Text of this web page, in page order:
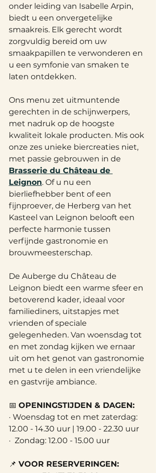
onder leiding van Isabelle Arpin,
biedt u een onvergetelijke
smaakreis. Elk gerecht wordt
zorgvuldig bereid om uw
smaakpapillen te verwonderen en
u een symfonie van smaken te
laten ontdekken.
Ons menu zet uitmuntende
gerechten in de schijnwerpers,
met nadruk op de hoogste
kwaliteit lokale producten. Mis ook
onze zes unieke biercreaties niet,
met passie gebrouwen in de
Brasserie du Château de
Leignon. Of u nu een
bierliefhebber bent of een
fijnproever, de Herberg van het
Kasteel van Leignon belooft een
perfecte harmonie tussen
verfijnde gastronomie en
brouwmeesterschap.
De Auberge du Château de
Leignon biedt een warme sfeer en
betoverend kader, ideaal voor
familiediners, uitstapjes met
vrienden of speciale
gelegenheden. Van woensdag tot
en met zondag kijken we ernaar
uit om het genot van gastronomie
met u te delen in een vriendelijke
en gastvrije ambiance.
📅 OPENINGSTIJDEN & DAGEN:
· Woensdag tot en met zaterdag:
12.00 - 14.30 uur | 19.00 - 22.30 uur
·  Zondag: 12.00 - 15.00 uur
📌 VOOR RESERVERINGEN: